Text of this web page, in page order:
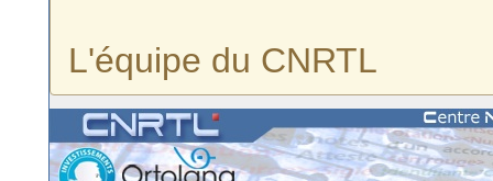
L'équipe du CNRTL